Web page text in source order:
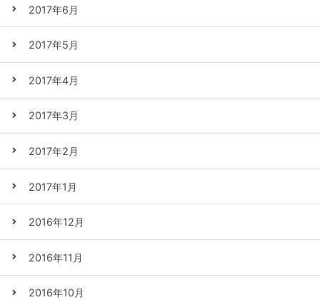
2017年6月
2017年5月
2017年4月
2017年3月
2017年2月
2017年1月
2016年12月
2016年11月
2016年10月